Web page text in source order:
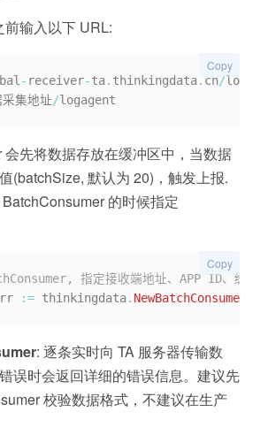
输入以下 URL:
- receiver-ta. thinkingdata. cn/
集地址/
Copy
会先将数据存放在缓冲区中，当数据
(batchSize, 默认为 20)，触发上报.
的时候指定
指定接收端地址、APP ID、缓冲区
:= thinkingdata.
Copy
: 逐条实时向 TA 服务器传输数
误时会返回详细的错误信息。建议先
校验数据格式，不建议在生产